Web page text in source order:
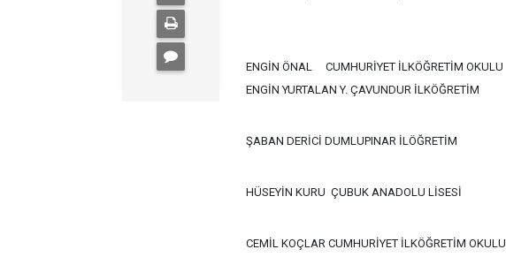
ENGİN ÖNAL CUMHURİYET İLKÖĞRETİM OKULU
ENGİN YURTALAN Y. ÇAVUNDUR İLKÖĞRETİM
ŞABAN DERİCİ DUMLUPINAR İLÖĞRETİM
HÜSEYİN KURU ÇUBUK ANADOLU LİSESİ
CEMİL KOÇLAR CUMHURİYET İLKÖĞRETİM OKULU